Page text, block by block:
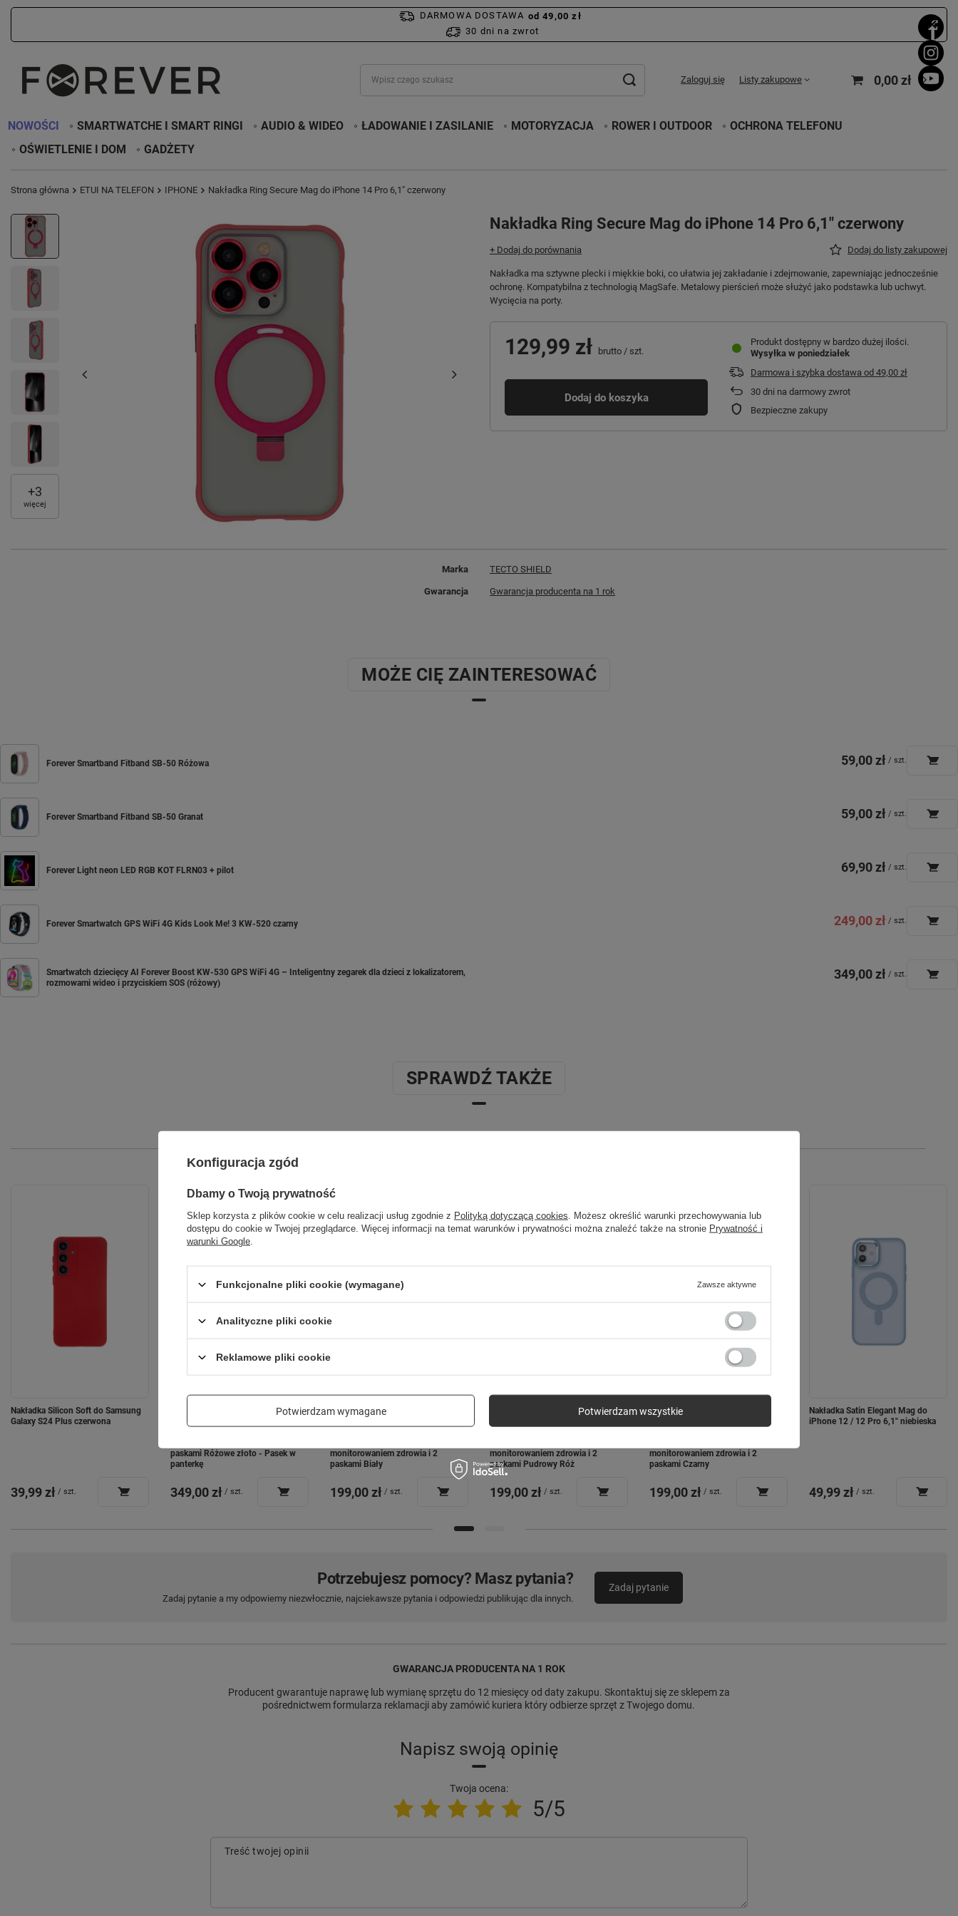
DARMOWA DOSTAWA od 49,00 zł
30 dni na zwrot
Zaloguj się Listy zakupowe 0,00 zł
NOWOŚCI SMARTWATCHE I SMART RINGI AUDIO & WIDEO ŁADOWANIE I ZASILANIE MOTORYZACJA ROWER I OUTDOOR
OCHRONA TELEFONU
OŚWIETLENIE I DOM
GADŻETY
Strona główna ETUI NA TELEFON IPHONE Nakładka Ring Secure Mag do iPhone 14 Pro 6,1" czerwony
+3
więcej
Nakładka Ring Secure Mag do iPhone 14 Pro 6,1" czerwony
+ Dodaj do porównania Dodaj do listy zakupowej
Nakładka ma sztywne plecki i miękkie boki, co ułatwia jej zakładanie i zdejmowanie, zapewniając jednocześnie
ochronę. Kompatybilna z technologią MagSafe. Metalowy pierścień może służyć jako podstawka lub uchwyt.
Wycięcia na porty.
129,99 zł brutto / szt.
Dodaj do koszyka
Produkt dostępny w bardzo dużej ilości
Wysyłka w poniedziałek
Darmowa i szybka dostawa od 49,00 zł
30 dni na darmowy zwrot
Bezpieczne zakupy
Marka TECTO SHIELD
Gwarancja Gwarancja producenta na 1 rok
MOŻE CIĘ ZAINTERESOWAĆ
Forever Smartband Fitband SB-50 Różowa 59,00 zł / szt.
Forever Smartband Fitband SB-50 Granat 59,00 zł / szt.
Forever Light neon LED RGB KOT FLRN03 + pilot 69,90 zł / szt.
Forever Smartwatch GPS WiFi 4G Kids Look Me! 3 KW-520 czarny 249,00 zł / szt.
Smartwatch dziecięcy AI Forever Boost KW-530 GPS WiFi 4G – Inteligentny zegarek dla dzieci z lokalizatorem,
rozmowami wideo i przyciskiem SOS (różowy)
349,00 zł / szt.
SPRAWDŹ TAKŻE
Nakładka Silicon Soft do Samsung
Galaxy S24 Plus czerwona
39,99 zł / szt.
Smartwatch damski Forever SB-370
Lucca Bluetooth 5.3 AMOLED IP68
paskami Różowe złoto - Pasek w
panterkę
349,00 zł / szt.
Smartwatch Forever iGO Watch 4!
monitorowaniem zdrowia i 2
paskami Biały
199,00 zł / szt.
Smartwatch Forever iGO Watch 4!
monitorowaniem zdrowia i 2
paskami Pudrowy Róż
199,00 zł / szt.
Smartwatch Forever iGO Watch 4!
monitorowaniem zdrowia i 2
paskami Czarny
199,00 zł / szt.
Nakładka Satin Elegant Mag do
iPhone 12 / 12 Pro 6,1" niebieska
49,99 zł / szt.
Potrzebujesz pomocy? Masz pytania?
Zadaj pytanie a my odpowiemy niezwłocznie, najciekawsze pytania i odpowiedzi publikując dla innych.
Zadaj pytanie
GWARANCJA PRODUCENTA NA 1 ROK
Producent gwarantuje naprawę lub wymianę sprzętu do 12 miesięcy od daty zakupu. Skontaktuj się ze sklepem za
pośrednictwem formularza reklamacji aby zamówić kuriera który odbierze sprzęt z Twojego domu.
Napisz swoją opinię
Twoja ocena:
5/5
Treść twojej opinii
Konfiguracja zgód
Dbamy o Twoją prywatność
Sklep korzysta z plików cookie w celu realizacji usług zgodnie z Polityką dotyczącą cookies . Możesz określić warunki przechowywania lub
dostępu do cookie w Twojej przeglądarce. Więcej informacji na temat warunków i prywatności można znaleźć także na stronie Prywatność i
warunki Google
Funkcjonalne pliki cookie (wymagane) Zawsze aktywne
Analityczne pliki cookie
Reklamowe pliki cookie
Potwierdzam wymagane Potwierdzam wszystkie